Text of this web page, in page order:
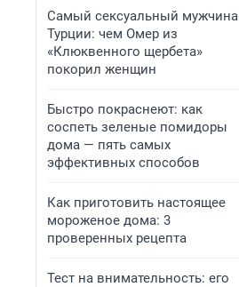
Самый сексуальный мужчина
Турции: чем Омер из
«Клюквенного щербета»
покорил женщин
Быстро покраснеют: как
соспеть зеленые помидоры
дома — пять самых
эффективных способов
Как приготовить настоящее
мороженое дома: 3
проверенных рецепта
Тест на внимательность: его